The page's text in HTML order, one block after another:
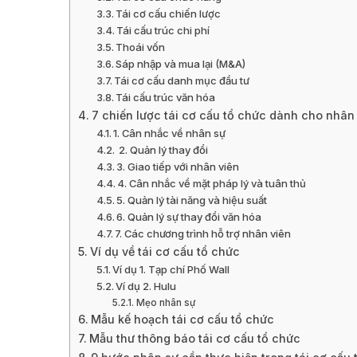
Tái cơ cấu chiến lược
Tái cấu trúc chi phí
Thoái vốn
Sáp nhập và mua lại (M&A)
Tái cơ cấu danh mục đầu tư
Tái cấu trúc văn hóa
7 chiến lược tái cơ cấu tổ chức dành cho nhân
1. Cân nhắc về nhân sự
2. Quản lý thay đổi
3. Giao tiếp với nhân viên
4. Cân nhắc về mặt pháp lý và tuân thủ
5. Quản lý tài năng và hiệu suất
6. Quản lý sự thay đổi văn hóa
7. Các chương trình hỗ trợ nhân viên
Ví dụ về tái cơ cấu tổ chức
Ví dụ 1. Tạp chí Phố Wall
Ví dụ 2. Hulu
Mẹo nhân sự
Mẫu kế hoạch tái cơ cấu tổ chức
Mẫu thư thông báo tái cơ cấu tổ chức